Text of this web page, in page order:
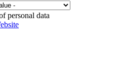
personal data